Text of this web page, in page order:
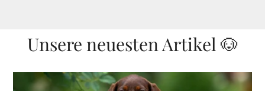
Unsere neuesten Artikel 🐶